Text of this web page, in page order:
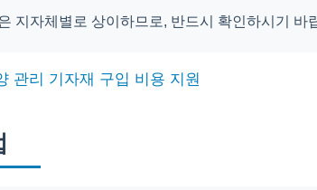
지자체별로 상이하므로, 반드시 확인하시기 바
관리 기자재 구입 비용 지원